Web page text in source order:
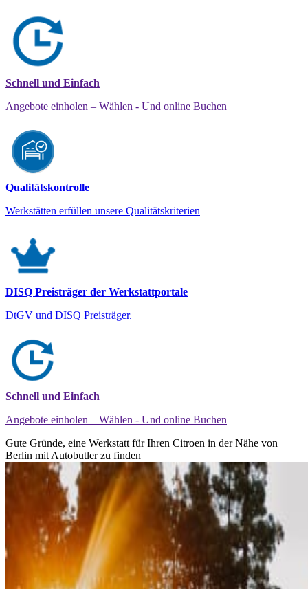
Schnell und Einfach
Angebote einholen – Wählen - Und online Buchen
Qualitätskontrolle
Werkstätten erfüllen unsere Qualitätskriterien
DISQ Preisträger der Werkstattportale
DtGV und DISQ Preisträger.
Schnell und Einfach
Angebote einholen – Wählen - Und online Buchen
Gute Gründe, eine Werkstatt für Ihren Citroen in der Nähe von
Berlin mit Autobutler zu finden